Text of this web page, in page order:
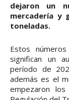
dejaron un
mercadería y
toneladas.
Estos
significan un
período de
además es el
empezaron